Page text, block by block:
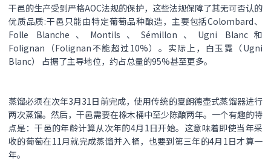
干邑的生产受到严格AOC法规的保护，这些法规保障了其无可否认的
优质品质:干邑只能由特定葡萄品种酿造，主要包括Colombard、
Folle Blanche、Montils、Sémillon、Ugni Blanc和
Folignan（Folignan不能超过10%）。实际上，白玉霓（Ugni
Blanc） 占据了主导地位，约占总量的95%甚至更多。
蒸馏必须在次年3月31日前完成，使用传统的夏朗德壶式蒸馏器进行
两次蒸馏。然后，干邑需要在橡木桶中至少陈酿两年。一个有趣的特
点是：干邑的年龄计算从次年的4月1日开始。这意味着即使当年采
收的葡萄在11月就完成蒸馏并入桶，也要到第三年的4月1日才算一
年。